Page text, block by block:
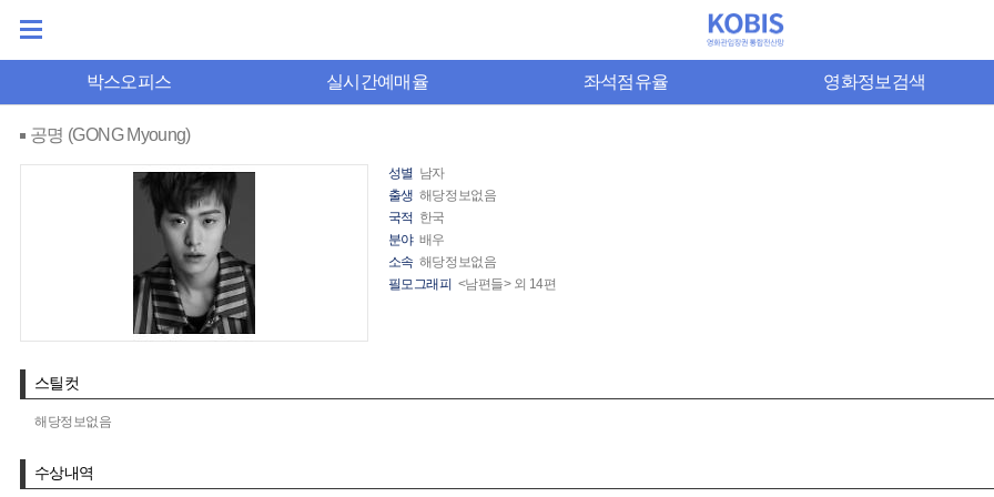
박스오피스 실시간예매율 좌석점유율 영화정보검색
공명 (GONG Myoung)
성별 남자
출생 해당정보없음
국적 한국
분야 배우
소속 해당정보없음
필모그래피 <남편들> 외 14편
스틸컷
해당정보없음
수상내역